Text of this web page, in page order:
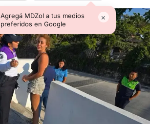
Agregá MDZol a tus medios
preferidos en Google
×